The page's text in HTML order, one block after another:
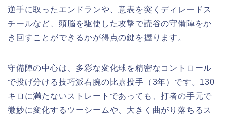
逆手に取ったエンドランや、意表を突くディレードス
チールなど、頭脳を駆使した攻撃で読谷の守備陣をか
き回すことができるかが得点の鍵を握ります。
守備陣の中心は、多彩な変化球を精密なコントロール
で投げ分ける技巧派右腕の比嘉投手（3年）です。130
キロに満たないストレートであっても、打者の手元で
微妙に変化するツーシームや、大きく曲がり落ちるス